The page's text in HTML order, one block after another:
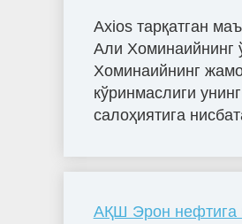
Axios тарқатган
Али Хоминаийнинг
Хоминаийнинг
кўринмаслиги
салоҳиятига
АҚШ Эрон нефтига